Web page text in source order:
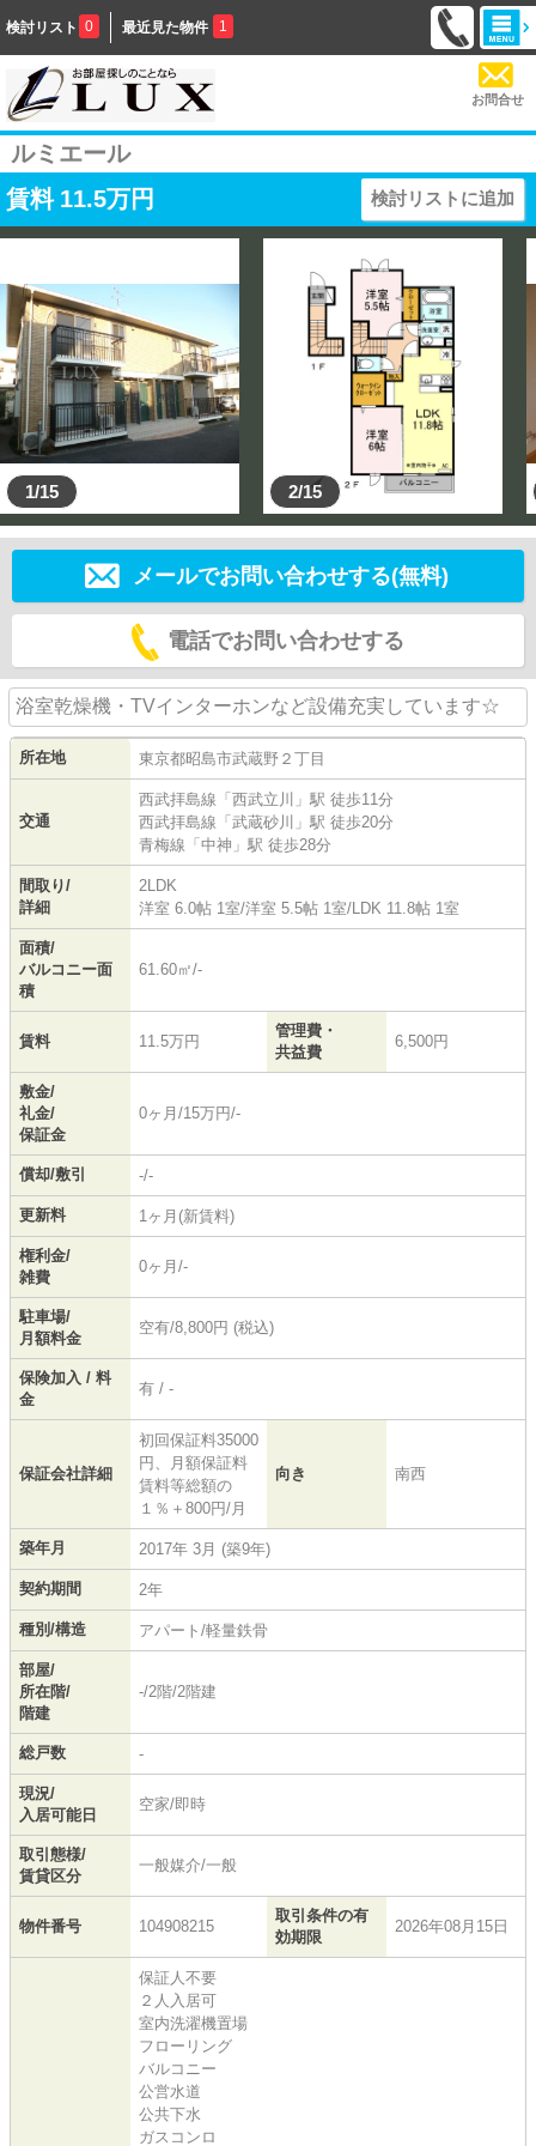
検討リスト 0 最近見た物件 1
お問合せ
ルミエール
賃料 11.5万円 検討リストに追加
1/15 2/15
メールでお問い合わせする(無料)
電話でお問い合わせする
浴室乾燥機・TVインターホンなど設備充実しています☆
所在地 東京都昭島市武蔵野 ２丁目
交通
西武拝島線 「西武立川 」駅 徒歩11分
西武拝島線 「武蔵砂川 」駅 徒歩20分
青梅線 「中神 」駅 徒歩28分
間取り/
詳細
2LDK
洋室 6.0帖 1室/洋室 5.5帖 1室/LDK 11.8帖 1室
面積/
バルコニー面
積
61.60㎡/-
賃料 11.5万円
管理費・
共益費
6,500円
敷金/
礼金/
保証金
0ヶ月/15万円/-
償却/敷引 -/-
更新料 1ヶ月(新賃料)
権利金/
雑費
0ヶ月/-
駐車場/
月額料金
空有/8,800円 (税込)
保険加入 / 料
金
有 / -
保証会社詳細
初回保証料35000
円、月額保証料
賃料等総額の
１％＋800円/月
向き 南西
築年月 2017年 3月 (築9年)
契約期間 2年
種別/構造 アパート/軽量鉄骨
部屋/
所在階/
階建
-/2階/2階建
総戸数 -
現況/
入居可能日
空家/即時
取引態様/
賃貸区分
一般媒介/一般
物件番号 104908215
取引条件の有
効期限
2026年08月15日
保証人不要
２人入居可
室内洗濯機置場
フローリング
バルコニー
公営水道
公共下水
ガスコンロ